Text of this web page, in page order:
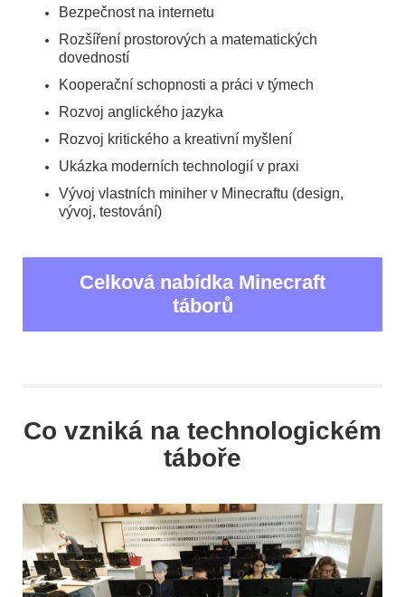
Bezpečnost na internetu
Rozšíření prostorových a matematických
dovedností
Kooperační schopnosti a práci v týmech
Rozvoj anglického jazyka
Rozvoj kritického a kreativní myšlení
Ukázka moderních technologií v praxi
Vývoj vlastních miniher v Minecraftu (design,
vývoj, testování)
Celková nabídka Minecraft
táborů
Co vzniká na technologickém
táboře